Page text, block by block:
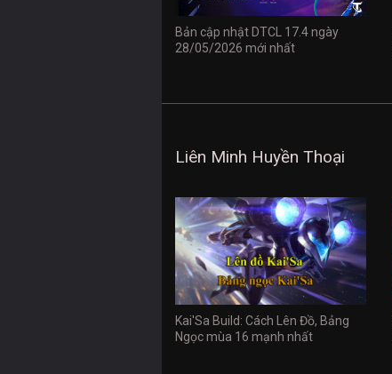
Bản cập nhật DTCL 17.4 ngày
28/05/2026 mới nhất
Liên Minh Huyền Thoại
Kai'Sa Build: Cách Lên Đồ, Bảng
Ngọc mùa 16 mạnh nhất